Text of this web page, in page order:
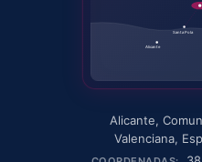
Santa Pola
Alicante
Alicante,
Valenciana,